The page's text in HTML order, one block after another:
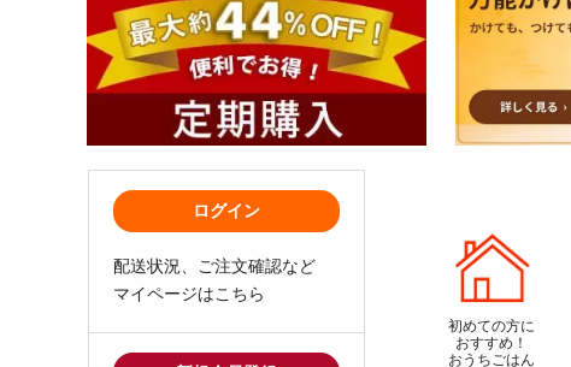
初めての方に
おすすめ！
おうちごはん
ログイン
配送状況、ご注文確認など
マイページはこちら